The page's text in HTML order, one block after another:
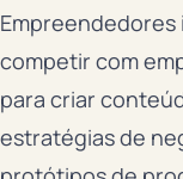
competir com
para criar
estratégias de